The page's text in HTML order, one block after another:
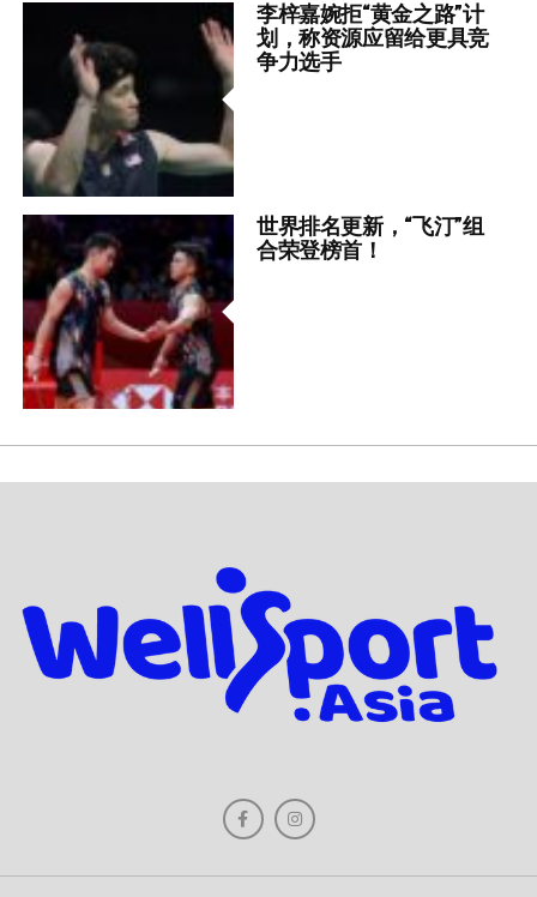
李梓嘉婉拒“黄金之路”计
划，称资源应留给更具竞
争力选手
世界排名更新，“飞汀”组
合荣登榜首！